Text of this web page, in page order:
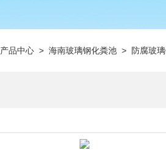
产品中心 > 海南玻璃钢化粪池 > 防腐玻